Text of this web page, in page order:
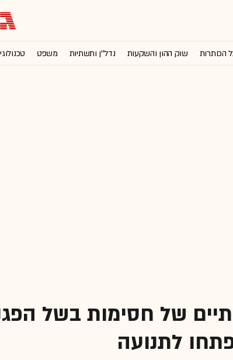
הכותרות שוק ההון והשקעות נדל''ן ותשתיות משפט
של חסימות בשל
לתנועה